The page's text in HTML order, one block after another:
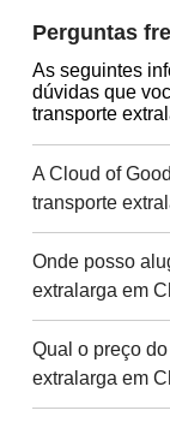
Perguntas
As seguintes
dúvidas que
transporte
A Cloud of
transporte
Onde posso
extralarga em
Qual o preço
extralarga em